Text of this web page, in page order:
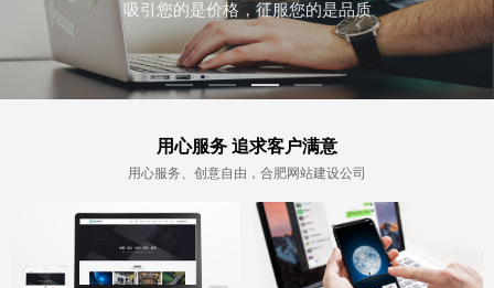
吸引您的是价格，征服您的是品质
用心服务 追求客户满意
用心服务、创意自由，合肥网站建设公司